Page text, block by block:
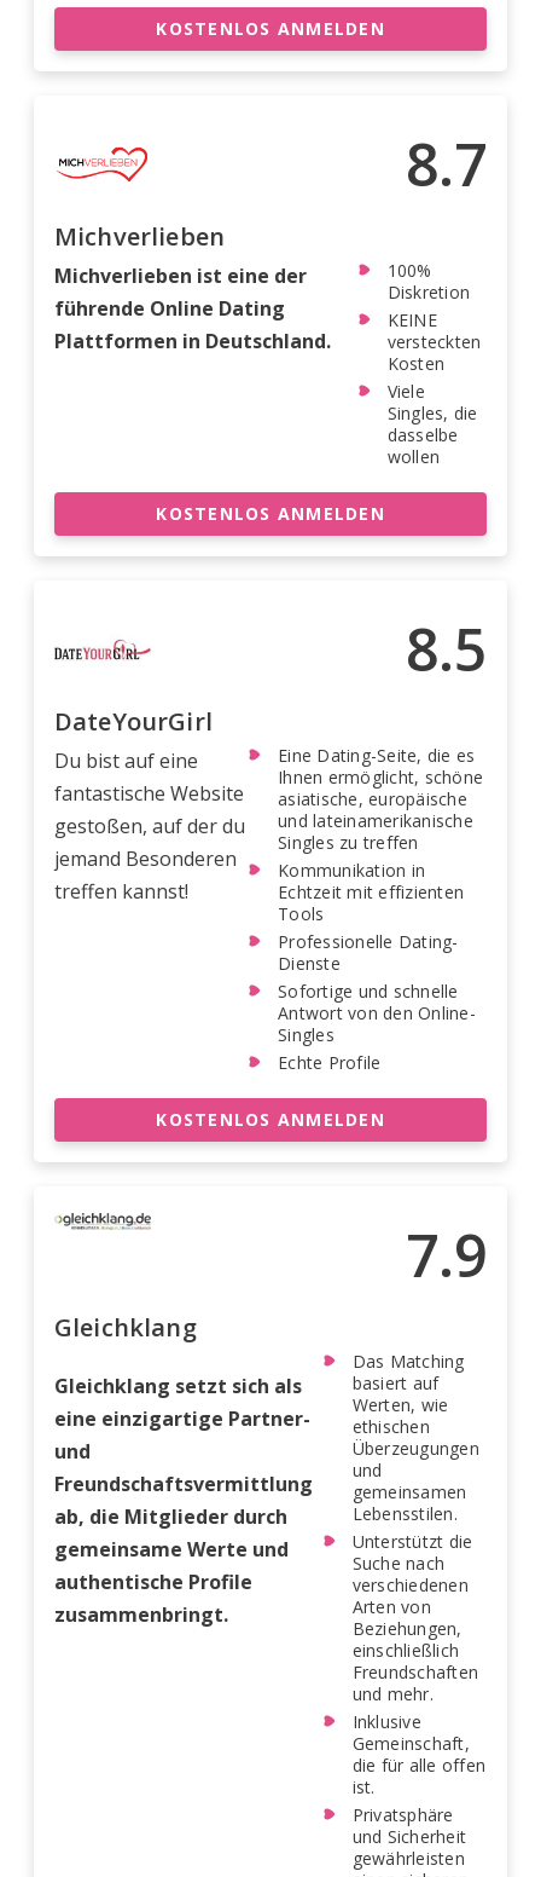
KOSTENLOS ANMELDEN
8.7
Michverlieben
Michverlieben ist eine der
führende Online Dating
Plattformen in Deutschland.
100%
Diskretion
KEINE
versteckten
Kosten
Viele
Singles, die
dasselbe
wollen
KOSTENLOS ANMELDEN
8.5
DateYourGirl
Du bist auf eine
fantastische Website
gestoßen, auf der du
jemand Besonderen
treffen kannst!
Eine Dating-Seite, die es
Ihnen ermöglicht, schöne
asiatische, europäische
und lateinamerikanische
Singles zu treffen
Kommunikation in
Echtzeit mit effizienten
Tools
Professionelle Dating-
Dienste
Sofortige und schnelle
Antwort von den Online-
Singles
Echte Profile
KOSTENLOS ANMELDEN
7.9
Gleichklang
Gleichklang setzt sich als
eine einzigartige Partner-
und
Freundschaftsvermittlung
ab, die Mitglieder durch
gemeinsame Werte und
authentische Profile
zusammenbringt.
Das Matching
basiert auf
Werten, wie
ethischen
Überzeugungen
und
gemeinsamen
Lebensstilen.
Unterstützt die
Suche nach
verschiedenen
Arten von
Beziehungen,
einschließlich
Freundschaften
und mehr.
Inklusive
Gemeinschaft,
die für alle offen
ist.
Privatsphäre
und Sicherheit
gewährleisten